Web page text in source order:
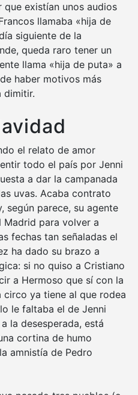
existían unos audios
llamaba «hija de
siguiente de la
queda raro tener un
llama «hija de puta» a
haber motivos más
dimitir.
el relato de amor
todo el país por Jenni
a dar la campanada
uvas. Acaba contrato
según parece, su agente
Madrid para volver a
fechas tan señaladas el
ha dado su brazo a
si no quiso a Cristiano
a Hermoso que sí con la
circo ya tiene al que rodea
le faltaba el de Jenni
la desesperada, está
cortina de humo
amnistía de Pedro